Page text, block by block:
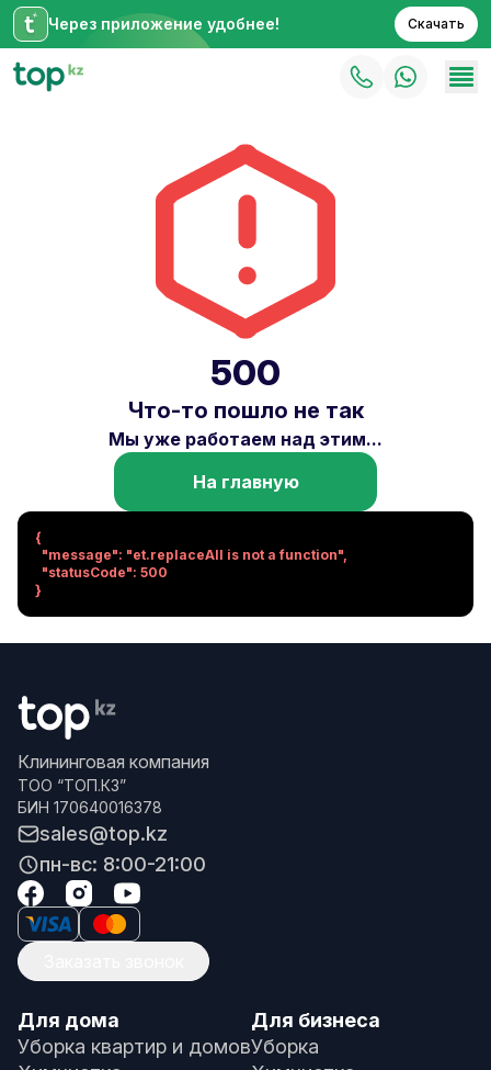
Через приложение удобнее! Скачать
500
Что-то пошло не так
Мы уже работаем над этим...
На главную
{
}
Клининговая компания
ТОО “ТОП.КЗ”
БИН 170640016378
sales@top.kz
пн-вс: 8:00-21:00
Для дома
Уборка квартир и домов
Для бизнеса
Уборка